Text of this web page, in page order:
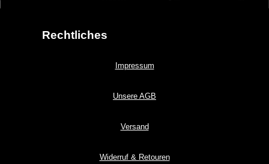
Rechtliches
Impressum
Unsere AGB
Versand
Widerruf & Retouren